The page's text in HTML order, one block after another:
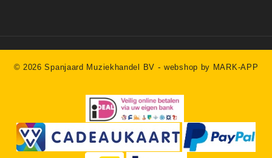
© 2026 Spanjaard Muziekhandel BV -webshop by MARK-APP